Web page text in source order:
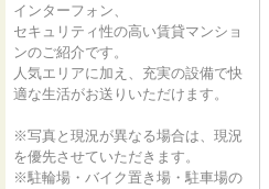
インターフォン、
セキュリティ性の高い賃貸マンショ
ンのご紹介です。
人気エリアに加え、充実の設備で快
適な生活がお送りいただけます。
※写真と現況が異なる場合は、現況
を優先させていただきます。
※駐輪場・バイク置き場・駐車場の